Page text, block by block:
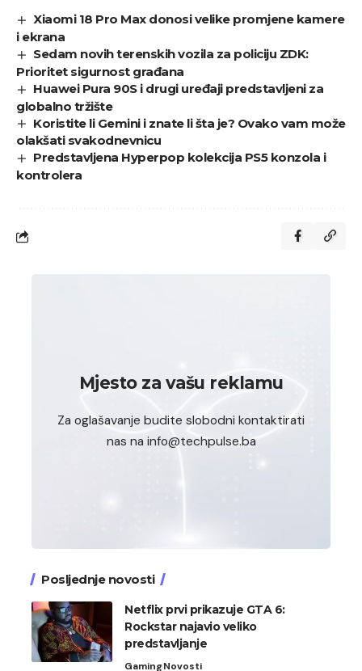
Xiaomi 18 Pro Max donosi velike promjene kamere
i ekrana
Sedam novih terenskih vozila za policiju ZDK:
Prioritet sigurnost građana
Huawei Pura 90S i drugi uređaji predstavljeni za
globalno tržište
Koristite li Gemini i znate li šta je? Ovako vam može
olakšati svakodnevnicu
Predstavljena Hyperpop kolekcija PS5 konzola i
kontrolera
Mjesto za vašu reklamu
Za oglašavanje budite slobodni kontaktirati
nas na info@techpulse.ba
Posljednje novosti
Netflix prvi prikazuje GTA 6:
Rockstar najavio veliko
predstavljanje
GamingNovosti